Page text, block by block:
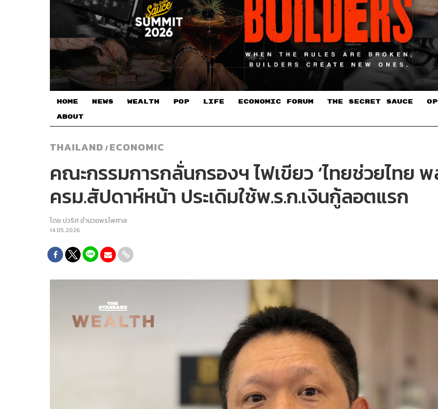
HOME NEWS WEALTH POP LIFE ECONOMIC FORUM THE SECRET SAUCE​
ABOUT
THAILAND / ECONOMIC
คณะกรรมการกลั่นกรองฯ ไฟเขียว ‘ไทยช่วยไทย
ครม.สัปดาห์หน้า ประเดิมใช้พ.ร.ก.เงินกู้ลอตแรก
โดย ปวริศ อำนวยพรไพศาล
14.05.2026